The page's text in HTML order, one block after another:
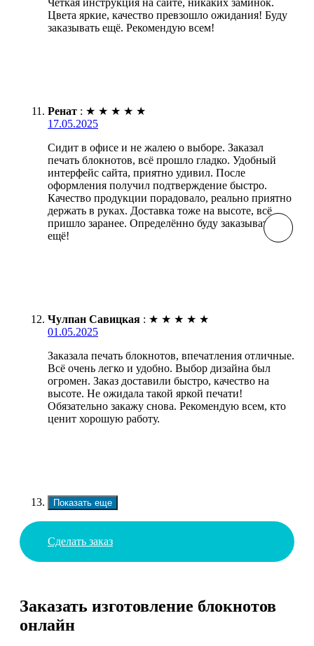
Чёткая инструкция на сайте, никаких заминок.
Цвета яркие, качество превзошло ожидания! Буду
заказывать ещё. Рекомендую всем!
Ренат : ★ ★ ★ ★ ★
17.05.2025
Сидит в офисе и не жалею о выборе. Заказал
печать блокнотов, всё прошло гладко. Удобный
интерфейс сайта, приятно удивил. После
оформления получил подтверждение быстро.
Качество продукции порадовало, реально приятно
держать в руках. Доставка тоже на высоте, всё
пришло заранее. Определённо буду заказывать
ещё!
Чулпан Савицкая : ★ ★ ★ ★ ★
01.05.2025
Заказала печать блокнотов, впечатления отличные.
Всё очень легко и удобно. Выбор дизайна был
огромен. Заказ доставили быстро, качество на
высоте. Не ожидала такой яркой печати!
Обязательно закажу снова. Рекомендую всем, кто
ценит хорошую работу.
Показать еще
Сделать заказ
Заказать изготовление блокнотов
онлайн